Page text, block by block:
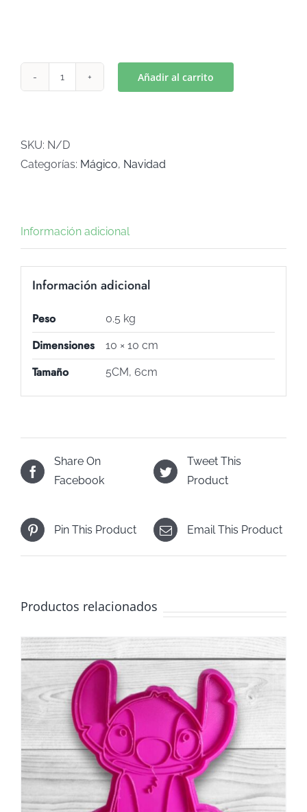
644)
cantidad
Añadir al carrito
SKU: N/D
Categorías: Mágico, Navidad
Información adicional
Información adicional
Peso 0.5 kg
Dimensiones 10 × 10 cm
Tamaño 5CM, 6cm
Share On
Facebook
Tweet This
Product
Pin This Product Email This Product
Productos relacionados